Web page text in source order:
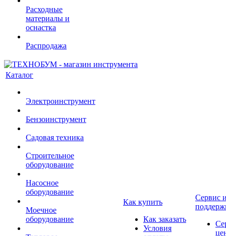
Расходные
материалы и
оснастка
Распродажа
Каталог
Электроинструмент
Бензоинструмент
Садовая техника
Строительное
оборудование
Насосное
оборудование
Моечное
оборудование
Как купить
Как заказать
Условия
Сервис